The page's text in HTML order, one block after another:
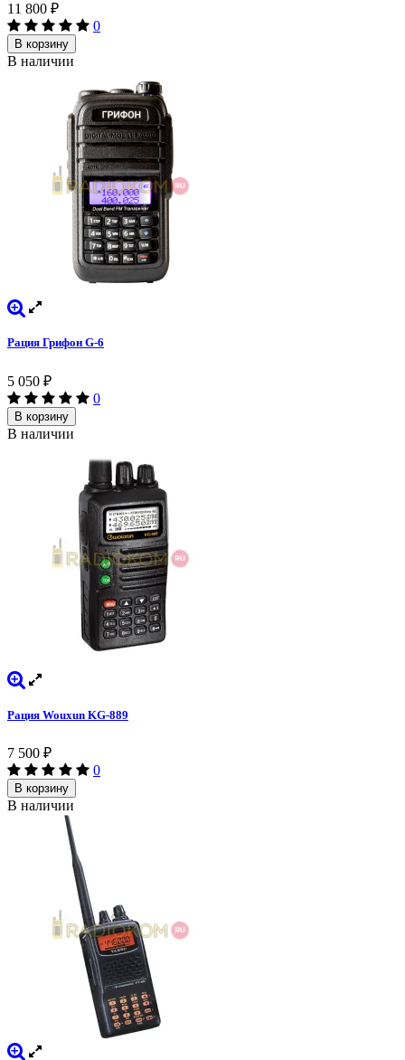
11 800 ₽
0
В корзину
В наличии
Рация Грифон G-6
5 050 ₽
0
В корзину
В наличии
Рация Wouxun KG-889
7 500 ₽
0
В корзину
В наличии